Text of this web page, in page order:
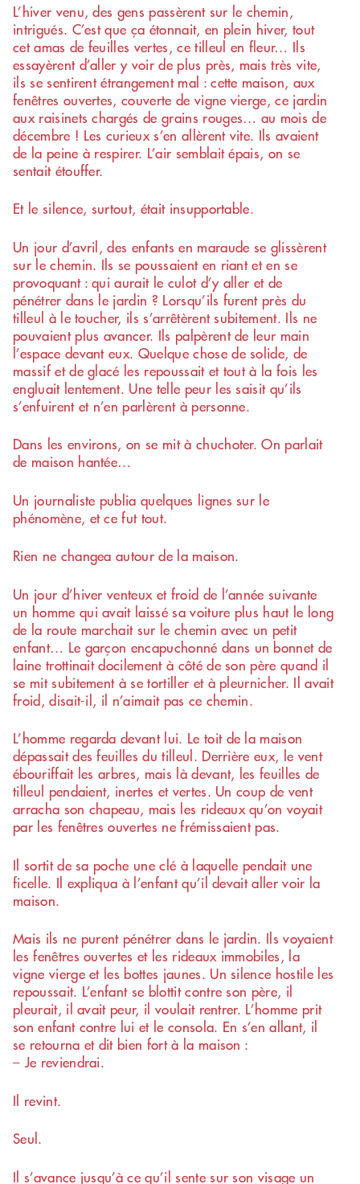
L’hiver venu, des gens passèrent sur le chemin,
intrigués. C’est que ça étonnait, en plein hiver, tout
cet amas de feuilles vertes, ce tilleul en fleur… Ils
essayèrent d’aller y voir de plus près, mais très vite,
ils se sentirent étrangement mal : cette maison, aux
fenêtres ouvertes, couverte de vigne vierge, ce jardin
aux raisinets chargés de grains rouges… au mois de
décembre ! Les curieux s’en allèrent vite. Ils avaient
de la peine à respirer. L’air semblait épais, on se
sentait étouffer.
Et le silence, surtout, était insupportable.
Un jour d’avril, des enfants en maraude se glissèrent
sur le chemin. Ils se poussaient en riant et en se
provoquant : qui aurait le culot d’y aller et de
pénétrer dans le jardin ? Lorsqu’ils furent près du
tilleul à le toucher, ils s’arrêtèrent subitement. Ils ne
pouvaient plus avancer. Ils palpèrent de leur main
l’espace devant eux. Quelque chose de solide, de
massif et de glacé les repoussait et tout à la fois les
engluait lentement. Une telle peur les saisit qu’ils
s’enfuirent et n’en parlèrent à personne.
Dans les environs, on se mit à chuchoter. On parlait
de maison hantée…
Un journaliste publia quelques lignes sur le
phénomène, et ce fut tout.
Rien ne changea autour de la maison.
Un jour d’hiver venteux et froid de l’année suivante
un homme qui avait laissé sa voiture plus haut le long
de la route marchait sur le chemin avec un petit
enfant… Le garçon encapuchonné dans un bonnet de
laine trottinait docilement à côté de son père quand il
se mit subitement à se tortiller et à pleurnicher. Il avait
froid, disait-il, il n’aimait pas ce chemin.
L’homme regarda devant lui. Le toit de la maison
dépassait des feuilles du tilleul. Derrière eux, le vent
ébouriffait les arbres, mais là devant, les feuilles de
tilleul pendaient, inertes et vertes. Un coup de vent
arracha son chapeau, mais les rideaux qu’on voyait
par les fenêtres ouvertes ne frémissaient pas.
Il sortit de sa poche une clé à laquelle pendait une
ficelle. Il expliqua à l’enfant qu’il devait aller voir la
maison.
Mais ils ne purent pénétrer dans le jardin. Ils voyaient
les fenêtres ouvertes et les rideaux immobiles, la
vigne vierge et les bottes jaunes. Un silence hostile les
repoussait. L’enfant se blottit contre son père, il
pleurait, il avait peur, il voulait rentrer. L’homme prit
son enfant contre lui et le consola. En s’en allant, il
se retourna et dit bien fort à la maison :
– Je reviendrai.
Il revint.
Seul.
Il s’avance jusqu’à ce qu’il sente sur son visage un